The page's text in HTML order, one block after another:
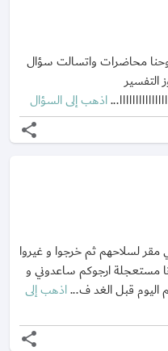
محاضرات واتسالت سؤال
اذهب إلى السؤال
share
لسلاحهم ثم خرجوا و غيروا
مستعجلة ارجوكم ساعدوني و
قبل الغد ف...اذهب إلى
share